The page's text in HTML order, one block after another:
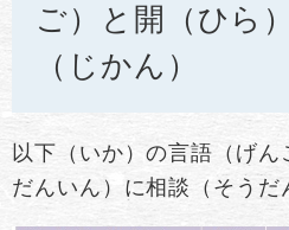
ご）と開（ひら
（じかん）
以下（いか）の言語（げん
だんいん）に相談（そうだ